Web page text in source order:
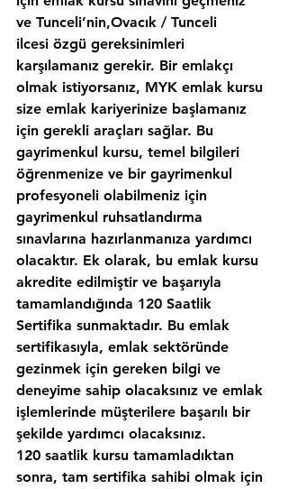
ve Tunceli’nin,Ovacık / Tunceli
ilcesi özgü gereksinimleri
karşılamanız gerekir. Bir emlakçı
olmak istiyorsanız, MYK emlak kursu
size emlak kariyerinize başlamanız
için gerekli araçları sağlar. Bu
gayrimenkul kursu, temel bilgileri
öğrenmenize ve bir gayrimenkul
profesyoneli olabilmeniz için
gayrimenkul ruhsatlandırma
sınavlarına hazırlanmanıza yardımcı
olacaktır. Ek olarak, bu emlak kursu
akredite edilmiştir ve başarıyla
tamamlandığında 120 Saatlik
Sertifika sunmaktadır. Bu emlak
sertifikasıyla, emlak sektöründe
gezinmek için gereken bilgi ve
deneyime sahip olacaksınız ve emlak
işlemlerinde müşterilere başarılı bir
şekilde yardımcı olacaksınız.
120 saatlik kursu tamamladıktan
sonra, tam sertifika sahibi olmak için